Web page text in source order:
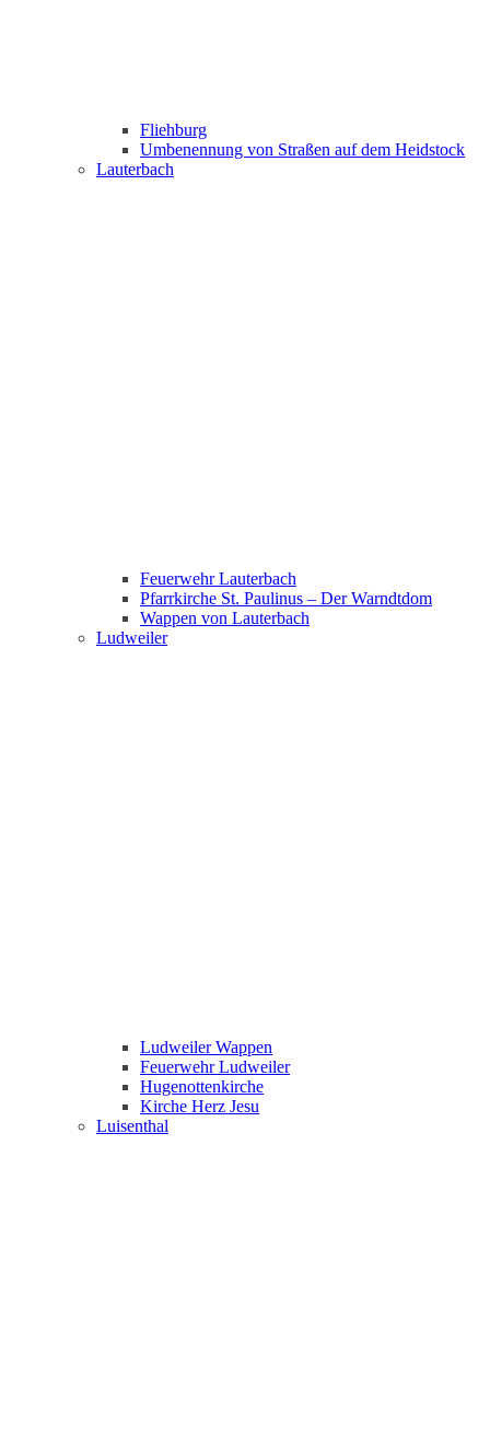
Fliehburg
Umbenennung von Straßen auf dem Heidstock
Lauterbach
Feuerwehr Lauterbach
Pfarrkirche St. Paulinus – Der Warndtdom
Wappen von Lauterbach
Ludweiler
Ludweiler Wappen
Feuerwehr Ludweiler
Hugenottenkirche
Kirche Herz Jesu
Luisenthal